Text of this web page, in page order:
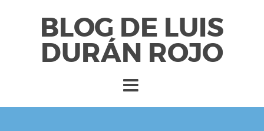
BLOG DE LUIS
DURÁN ROJO